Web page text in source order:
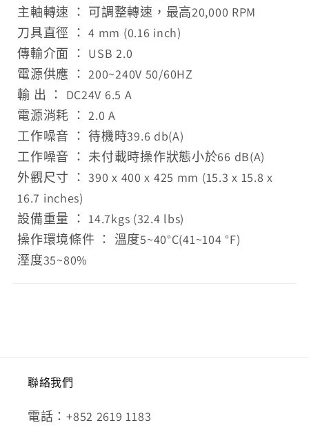
主軸轉速 ： 可調整轉速，最高20,000 RPM
刀具直徑 ： 4 mm (0.16 inch)
傳輸介面 ： USB 2.0
電源供應 ： 200~240V 50/60HZ
輸 出 ： DC24V 6.5 A
電源消耗 ： 2.0 A
工作噪音 ： 待機時39.6 db(A)
工作噪音 ： 未付載時操作狀態小於66 dB(A)
外觀尺寸 ： 390 x 400 x 425 mm (15.3 x 15.8 x
16.7 inches)
設備重量 ： 14.7kgs (32.4 lbs)
操作環境條件 ： 溫度5~40°C(41~104 °F)
溼度35~80%
聯絡我們
電話：+852 2619 1183